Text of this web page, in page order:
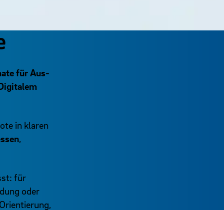
für Aus-
in klaren
,
für
oder